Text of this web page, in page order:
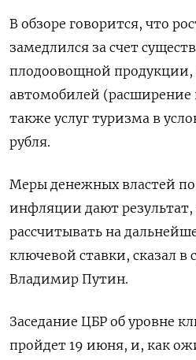
В обзоре говорится, что
замедлился за счет
плодоовощной продукции,
автомобилей (расширение
также услуг туризма в
рубля.
Меры денежных ⁠властей
инфляции дают
рассчитывать на
ключевой ‌ставки, сказал в
Владимир Путин.
Заседание ЦБР ‌об уровне
пройдет 19 июня, и, как